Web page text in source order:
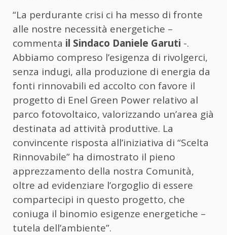
“La perdurante crisi ci ha messo di fronte
alle nostre necessità energetiche –
commenta il Sindaco Daniele Garuti -.
Abbiamo compreso l’esigenza di rivolgerci,
senza indugi, alla produzione di energia da
fonti rinnovabili ed accolto con favore il
progetto di Enel Green Power relativo al
parco fotovoltaico, valorizzando un’area già
destinata ad attività produttive. La
convincente risposta all’iniziativa di “Scelta
Rinnovabile” ha dimostrato il pieno
apprezzamento della nostra Comunità,
oltre ad evidenziare l’orgoglio di essere
compartecipi in questo progetto, che
coniuga il binomio esigenze energetiche –
tutela dell’ambiente”.